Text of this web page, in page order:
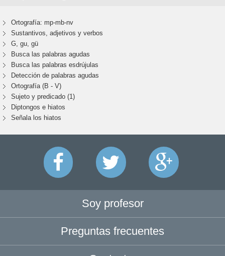
Ortografía: mp-mb-nv
Sustantivos, adjetivos y verbos
G, gu, gü
Busca las palabras agudas
Busca las palabras esdrújulas
Detección de palabras agudas
Ortografía (B - V)
Sujeto y predicado (1)
Diptongos e hiatos
Señala los hiatos
Soy profesor
Preguntas frecuentes